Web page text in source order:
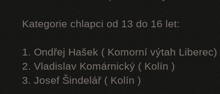
Kategorie chlapci od 13 do 16 let:
1. Ondřej Hašek ( Komorní výtah Liberec)
2. Vladislav Komárnický ( Kolín )
3. Josef Šindelář ( Kolín )